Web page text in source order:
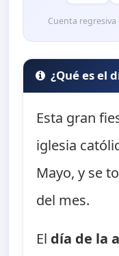
Cuenta regresiva
¿Qué es el
Esta gran
iglesia
Mayo, y se
del mes.
El día de la